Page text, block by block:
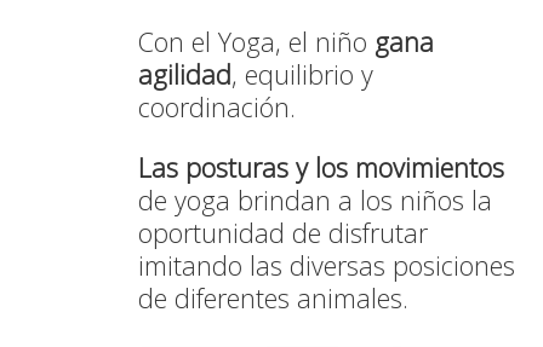
Con el Yoga, el niño gana
agilidad, equilibrio y
coordinación.
Las posturas y los movimientos
de yoga brindan a los niños la
oportunidad de disfrutar
imitando las diversas posiciones
de diferentes animales.